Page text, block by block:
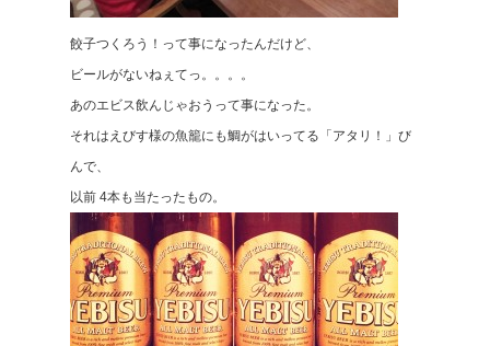
餃子つくろう！って事になったんだけど、
ビールがないねぇてっ。。。。
あのエビス飲んじゃおうって事になった。
それはえびす様の魚籠にも鯛がはいってる「アタリ！」び
んで、
以前 4本も当たったもの。